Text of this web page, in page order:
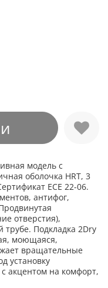
модель с
оболочка HRT, 3
ECE 22-06.
антифог,
отверстия),
трубе. Подкладка 2Dry
моющаяся,
вращательные
установку
акцентом на комфорт,